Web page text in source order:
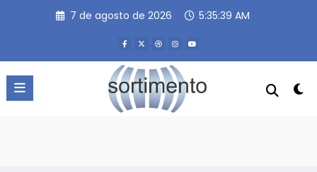
7 de agosto de 2026 5:35:39 AM